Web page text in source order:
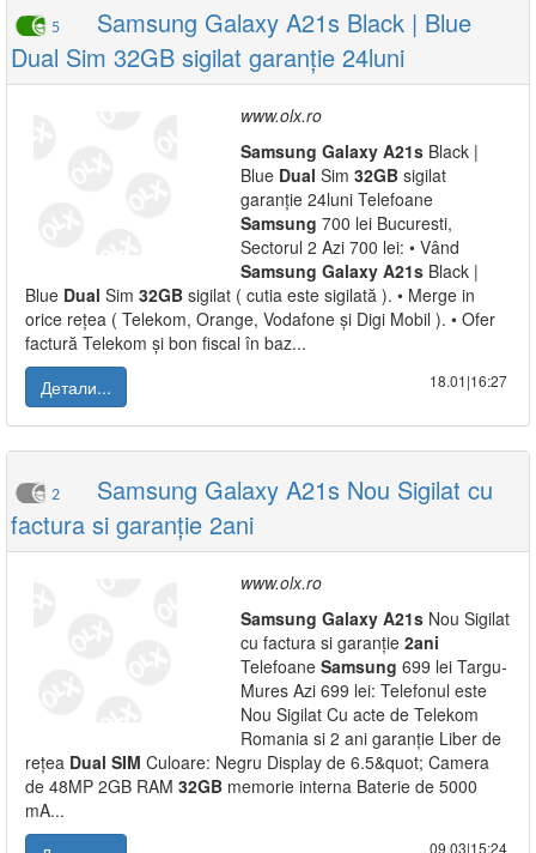
5
Samsung Galaxy A21s Black | Blue
Dual Sim 32GB sigilat garanție 24luni
www.olx.ro
Samsung Galaxy A21s Black |
Blue Dual Sim 32GB sigilat
garanție 24luni Telefoane
Samsung 700 lei Bucuresti,
Sectorul 2 Azi 700 lei: • Vând
Samsung Galaxy A21s Black |
Blue Dual Sim 32GB sigilat ( cutia este sigilată ). • Merge in
orice rețea ( Telekom, Orange, Vodafone și Digi Mobil ). • Ofer
factură Telekom și bon fiscal în baz...
Детали...
18.01|16:27
2
Samsung Galaxy A21s Nou Sigilat cu
factura si garanție 2ani
www.olx.ro
Samsung Galaxy A21s Nou Sigilat
cu factura si garanție 2ani
Telefoane Samsung 699 lei Targu-
Mures Azi 699 lei: Telefonul este
Nou Sigilat Cu acte de Telekom
Romania si 2 ani garanție Liber de
rețea Dual SIM Culoare: Negru Display de 6.5&quot; Camera
de 48MP 2GB RAM 32GB memorie interna Baterie de 5000
mA...
09.03|15:24